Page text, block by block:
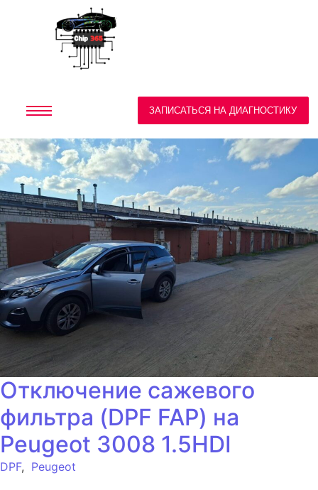
ЗАПИСАТЬСЯ НА ДИАГНОСТИКУ
Отключение сажевого
фильтра (DPF FAP) на
Peugeot 3008 1.5HDI
DPF, Peugeot